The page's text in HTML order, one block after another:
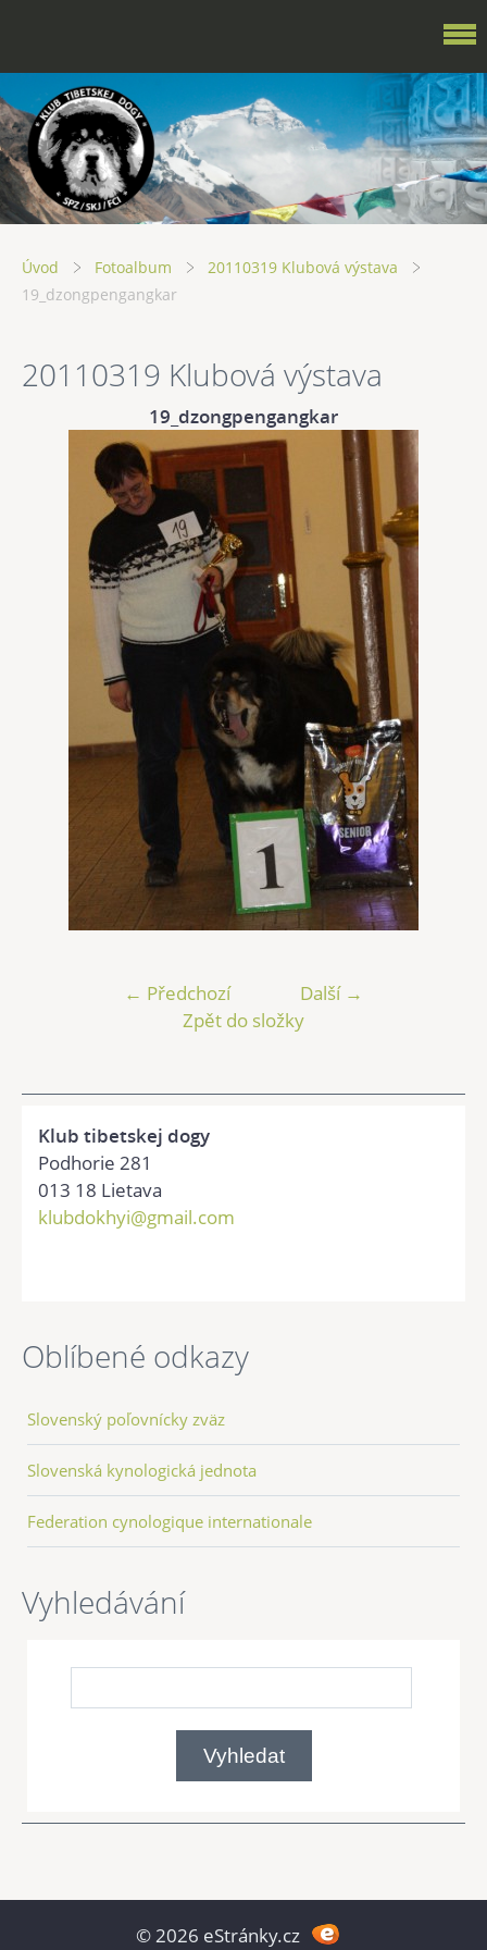
Úvod Fotoalbum
20110319 Klubová výstava
19_dzongpengangkar
20110319 Klubová výstava
19_dzongpengangkar
← Předchozí
Další →
Zpět do složky
Klub tibetskej dogy
Podhorie 281
013 18 Lietava
klubdokhyi@gmail.com
Oblíbené odkazy
Slovenský poľovnícky zväz
Slovenská kynologická jednota
Federation cynologique internationale
Vyhledávání
© 2026 eStránky.cz